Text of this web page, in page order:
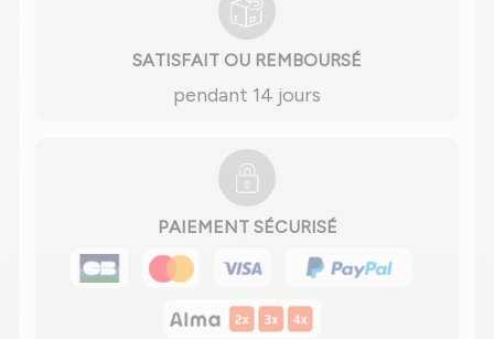
SATISFAIT OU REMBOURSÉ
pendant 14 jours
PAIEMENT SÉCURISÉ